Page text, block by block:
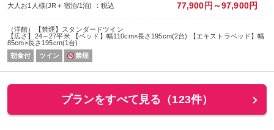
大人お1人様(JR＋宿泊/1泊) ：税込 77,900円～97,900円
（洋館）【禁煙】スタンダードツイン
【広さ】24～27平米 【ベッド】幅110cm×長さ195cm(2台) 【エキストラベッド】幅
85cm×長さ195cm(1台)
朝食付
ツイン 禁煙
プランをすべて見る（123件）